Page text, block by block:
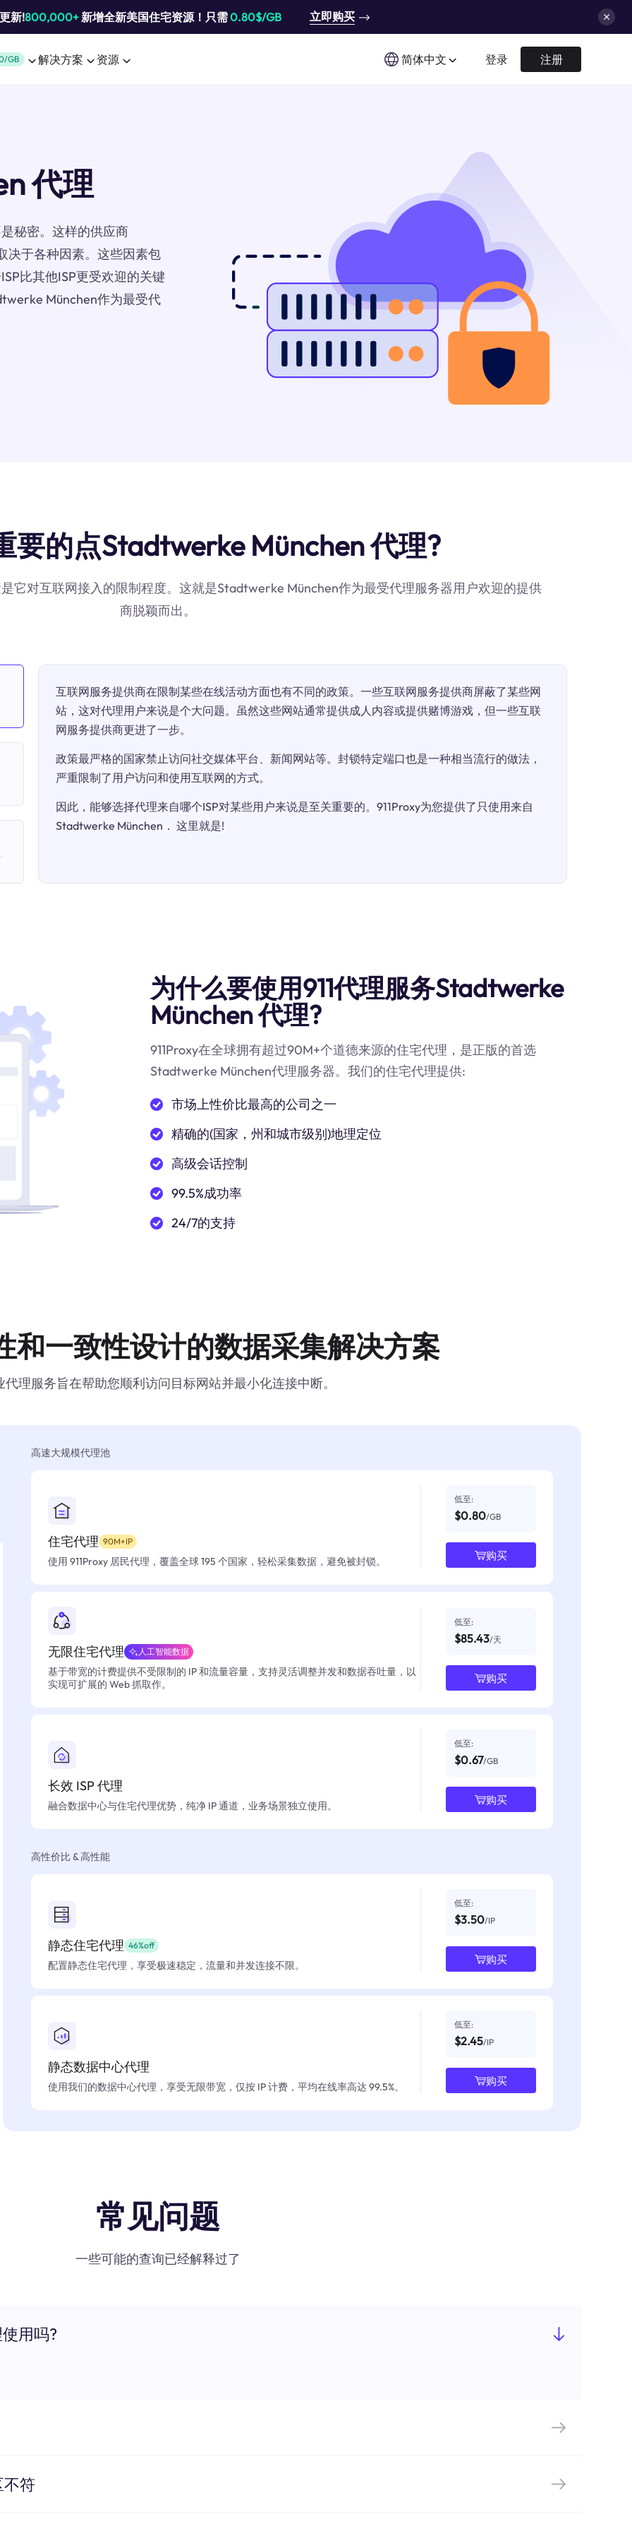
新!800,000+新增全新美国住宅资源！只需0.80$/GB 立即购买
GB 解决方案 资源 简体中文 登录 注册
代理
秘密。这样的供应商
决于各种因素。这些因素包
比其他ISP更受欢迎的关键
München作为最受代
要的点Stadtwerke München 代理?
它对互联网接入的限制程度。这就是Stadtwerke München作为最受代理服务器用户欢迎的提供
商脱颖而出。
互联网服务提供商在限制某些在线活动方面也有不同的政策。一些互联网服务提供商屏蔽了某些网
站，这对代理用户来说是个大问题。虽然这些网站通常提供成人内容或提供赌博游戏，但一些互联
网服务提供商更进了一步。
政策最严格的国家禁止访问社交媒体平台、新闻网站等。封锁特定端口也是一种相当流行的做法，
严重限制了用户访问和使用互联网的方式。
因此，能够选择代理来自哪个ISP对某些用户来说是至关重要的。911Proxy为您提供了只使用来自
Stadtwerke München． 这里就是!
为什么要使用911代理服务Stadtwerke
München 代理?
911Proxy在全球拥有超过90M+个道德来源的住宅代理，是正版的首选
Stadtwerke München代理服务器。我们的住宅代理提供:
市场上性价比最高的公司之一
精确的(国家，州和城市级别)地理定位
高级会话控制
99.5%成功率
24/7的支持
和一致性设计的数据采集解决方案
代理服务旨在帮助您顺利访问目标网站并最小化连接中断。
高速大规模代理池
住宅代理 90M+IP
使用 911Proxy 居民代理，覆盖全球 195 个国家，轻松采集数据，避免被封锁。
低至:
$0.80/GB
购买
无限住宅代理 人工智能数据
基于带宽的计费提供不受限制的 IP 和流量容量，支持灵活调整并发和数据吞吐量，以
实现可扩展的 Web 抓取作。
低至:
$85.43/天
购买
长效 ISP 代理
融合数据中心与住宅代理优势，纯净 IP 通道，业务场景独立使用。
低至:
$0.67/GB
购买
高性价比 & 高性能
静态住宅代理 46%off
配置静态住宅代理，享受极速稳定，流量和并发连接不限。
低至:
$3.50/IP
购买
静态数据中心代理
使用我们的数据中心代理，享受无限带宽，仅按 IP 计费，平均在线率高达 99.5%。
低至:
$2.45/IP
购买
常见问题
一些可能的查询已经解释过了
用吗?
符